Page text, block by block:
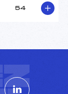
54